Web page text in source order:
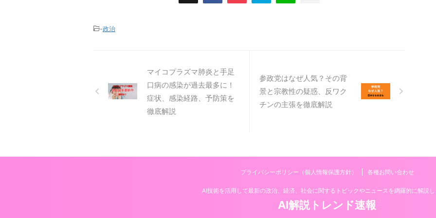
-政治
マイコプラズマ肺炎と手足
口病の感染が過去最多に！
症状、感染経路、予防策を
徹底解説
参政党はなぜ人気？その背
景と宗教性の疑惑、反ワク
チンの主張を徹底解説
プライバシーポリシー（個人情報保護方針） 各種お問い合わせ
AI技術を活用して最新の政治、経済、社会に関するトピックやニュースを網羅的に解説
AI解説トレンド速報